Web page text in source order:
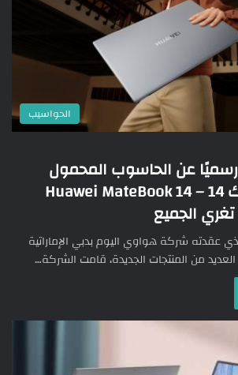
الحواسيب
عن الحاسوب المحمول
هواوي ميت بوك 14 – Huawei MateBook 14
الجميع
عقدته شركة هواوي اليوم بدبي الإماراتية
من المنتجات الجديدة، قامت الشركة…